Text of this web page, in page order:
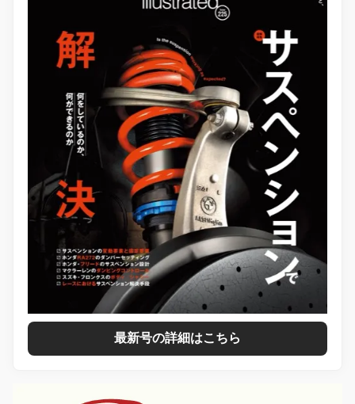
最新号の詳細はこちら